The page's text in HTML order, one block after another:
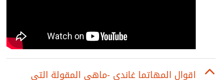
اقوال المهاتما غاندي -ماهي المقولة التي